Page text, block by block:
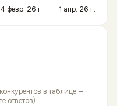
февр. 26 г. 1 апр. 26 г.
в таблице —
ответов).